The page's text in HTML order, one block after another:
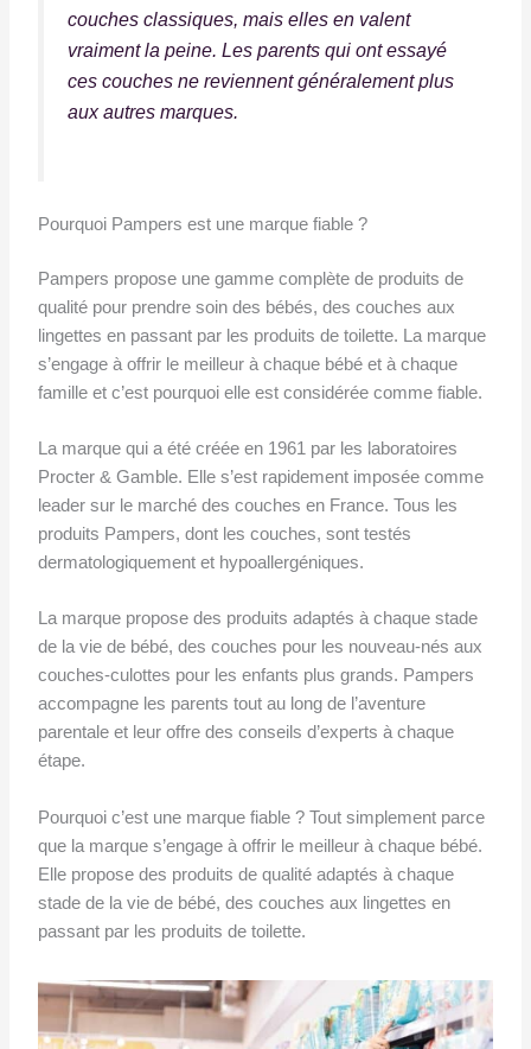
couches classiques, mais elles en valent
vraiment la peine. Les parents qui ont essayé
ces couches ne reviennent généralement plus
aux autres marques.
Pourquoi Pampers est une marque fiable ?
Pampers propose une gamme complète de produits de
qualité pour prendre soin des bébés, des couches aux
lingettes en passant par les produits de toilette. La marque
s’engage à offrir le meilleur à chaque bébé et à chaque
famille et c’est pourquoi elle est considérée comme fiable.
La marque qui a été créée en 1961 par les laboratoires
Procter & Gamble. Elle s’est rapidement imposée comme
leader sur le marché des couches en France. Tous les
produits Pampers, dont les couches, sont testés
dermatologiquement et hypoallergéniques.
La marque propose des produits adaptés à chaque stade
de la vie de bébé, des couches pour les nouveau-nés aux
couches-culottes pour les enfants plus grands. Pampers
accompagne les parents tout au long de l’aventure
parentale et leur offre des conseils d’experts à chaque
étape.
Pourquoi c’est une marque fiable ? Tout simplement parce
que la marque s’engage à offrir le meilleur à chaque bébé.
Elle propose des produits de qualité adaptés à chaque
stade de la vie de bébé, des couches aux lingettes en
passant par les produits de toilette.